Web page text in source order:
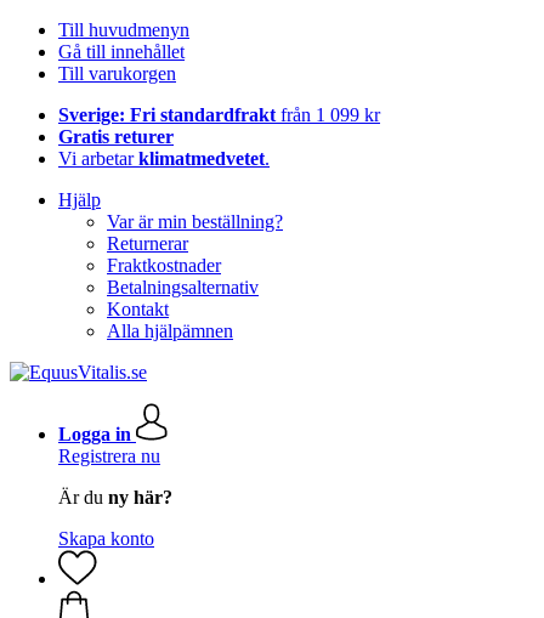
Till huvudmenyn
Gå till innehållet
Till varukorgen
Sverige: Fri standardfrakt från 1 099 kr
Gratis returer
Vi arbetarklimatmedvetet.
Hjälp
Var är min beställning?
Returnerar
Fraktkostnader
Betalningsalternativ
Kontakt
Alla hjälpämnen
Logga in
Registrera nu
Är du ny här?
Skapa konto